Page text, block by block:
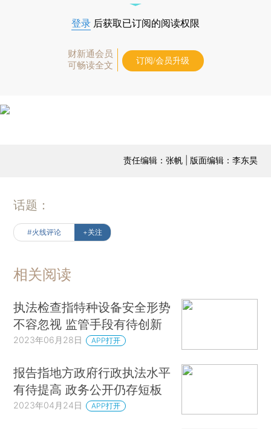
登录 后获取已订阅的阅读权限
财新通会员
可畅读全文
订阅/会员升级
责任编辑：张帆 | 版面编辑：李东昊
话题：
#火线评论 +关注
相关阅读
执法检查指特种设备安全形势
不容忽视 监管手段有待创新
2023年06月28日 APP打开
报告指地方政府行政执法水平
有待提高 政务公开仍存短板
2023年04月24日 APP打开